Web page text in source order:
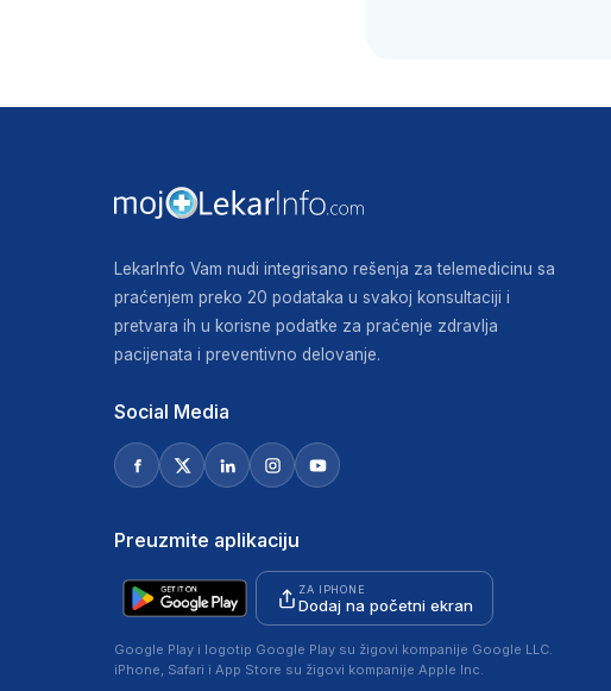
LekarInfo Vam nudi integrisano rešenja za telemedicinu sa
praćenjem preko 20 podataka u svakoj konsultaciji i
pretvara ih u korisne podatke za praćenje zdravlja
pacijenata i preventivno delovanje.
Social Media
Preuzmite aplikaciju
ZA IPHONE
Dodaj na početni ekran
Google Play i logotip Google Play su žigovi kompanije Google LLC.
iPhone, Safari i App Store su žigovi kompanije Apple Inc.